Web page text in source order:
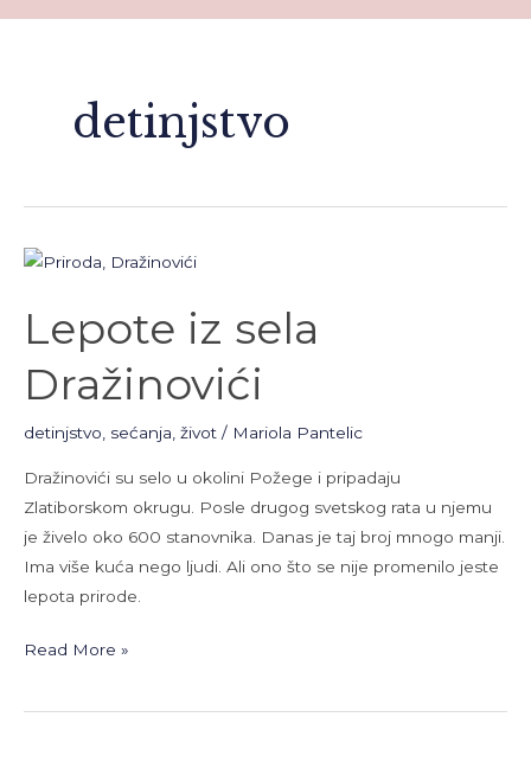
detinjstvo
Lepote iz sela
Dražinovići
detinjstvo sećanja život / Mariola Pantelic
Dražinovići su selo u okolini Požege i pripadaju
Zlatiborskom okrugu. Posle drugog svetskog rata u njemu
je živelo oko 600 stanovnika. Danas je taj broj mnogo manji.
Ima više kuća nego ljudi. Ali ono što se nije promenilo jeste
lepota prirode.
Lepote
sela
Dražinovići
Read More »